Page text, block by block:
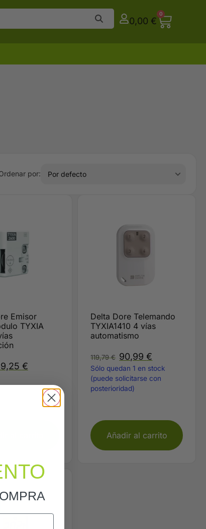
0,00 €
0
por:
Emisor
TYXIA
€
Delta Dore Telemando
TYXIA1410 4 vías
automatismo
119,79€ 90,99€
Sólo quedan 1 en stock
(puede solicitarse con
posterioridad)
Añadir al carrito